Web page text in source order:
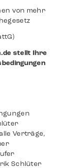
von mehr
stellt Ihre
Verträge,
Schlüter